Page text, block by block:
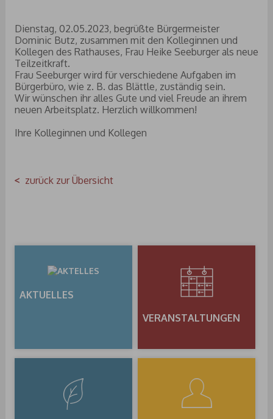
Dienstag, 02.05.2023, begrüßte Bürgermeister
Dominic Butz, zusammen mit den Kolleginnen und
Kollegen des Rathauses, Frau Heike Seeburger als neue
Teilzeitkraft.
Frau Seeburger wird für verschiedene Aufgaben im
Bürgerbüro, wie z. B. das Blättle, zuständig sein.
Wir wünschen ihr alles Gute und viel Freude an ihrem
neuen Arbeitsplatz. Herzlich willkommen!
Ihre Kolleginnen und Kollegen
zurück zur Übersicht
AKTUELLES
VERANSTALTUNGEN